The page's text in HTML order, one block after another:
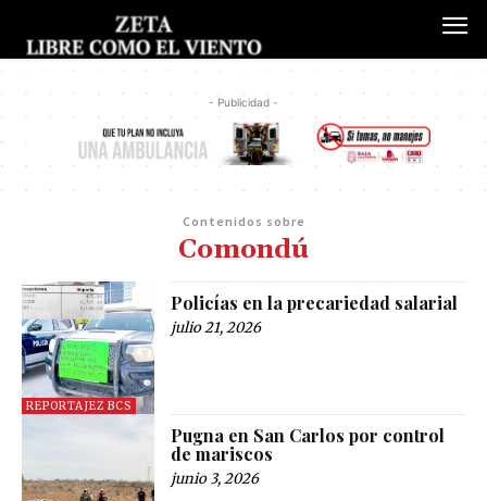
- Publicidad -
Contenidos sobre
Comondú
REPORTAJEZ BCS
Policías en la precariedad salarial
julio 21, 2026
Pugna en San Carlos por control
de mariscos
junio 3, 2026